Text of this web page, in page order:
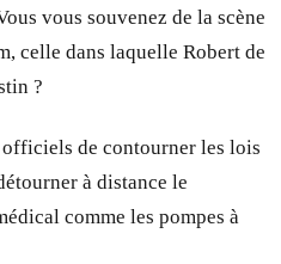
vous souvenez de la scène
celle dans laquelle Robert de
?
de contourner les lois
à distance le
comme les pompes à